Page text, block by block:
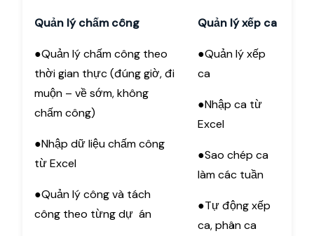
Quản lý chấm công
●Quản lý chấm công theo
thời gian thực (đúng giờ, đi
muộn – về sớm, không
chấm công)
●Nhập dữ liệu chấm công
từ Excel
●Quản lý công và tách
công theo từng dự án
Quản lý xếp ca
●Quản lý xếp
ca
●Nhập ca từ
Excel
●Sao chép ca
làm các tuần
●Tự động xếp
ca, phân ca